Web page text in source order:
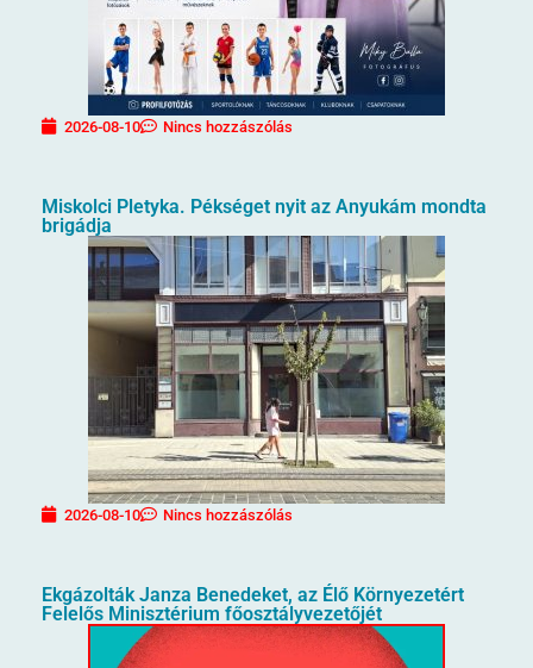
2026-08-10 Nincs hozzászólás
Miskolci Pletyka. Pékséget nyit az Anyukám mondta
brigádja
2026-08-10 Nincs hozzászólás
Ekgázolták Janza Benedeket, az Élő Környezetért
Felelős Minisztérium főosztályvezetőjét